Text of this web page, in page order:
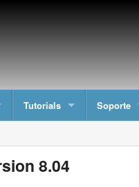
Tutorials Soporte
8.04